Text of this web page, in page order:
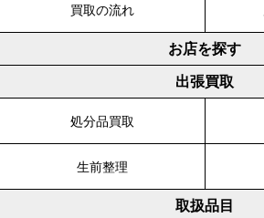
買取の流れ
お店を探す
出張買取
処分品買取
生前整理
取扱品目